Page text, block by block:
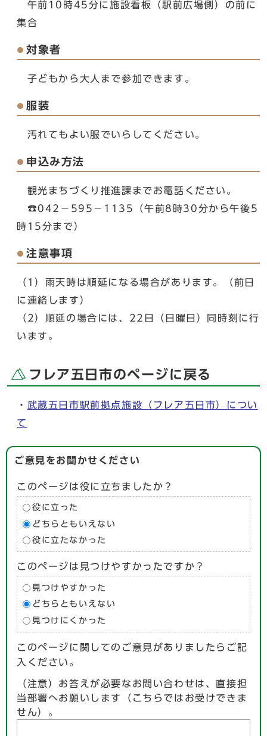
午前10時45分に施設看板（駅前広場側）の前に
集合
対象者
子どもから大人まで参加できます。
服装
汚れてもよい服でいらしてください。
申込み方法
観光まちづくり推進課までお電話ください。
☎042－595－1135（午前8時30分から午後5
時15分まで）
注意事項
（1）雨天時は順延になる場合があります。（前日
に連絡します）
（2）順延の場合には、22日（日曜日）同時刻に行
います。
フレア五日市のページに戻る
・ 武蔵五日市駅前拠点施設（フレア五日市）につい
て
ご意見をお聞かせください
このページは役に立ちましたか？
役に立った
どちらともいえない
役に立たなかった
このページは見つけやすかったですか？
見つけやすかった
どちらともいえない
見つけにくかった
このページに関してのご意見がありましたらご記
入ください。
（注意）お答えが必要なお問い合わせは、直接担
当部署へお願いします（こちらではお受けできま
せん）。